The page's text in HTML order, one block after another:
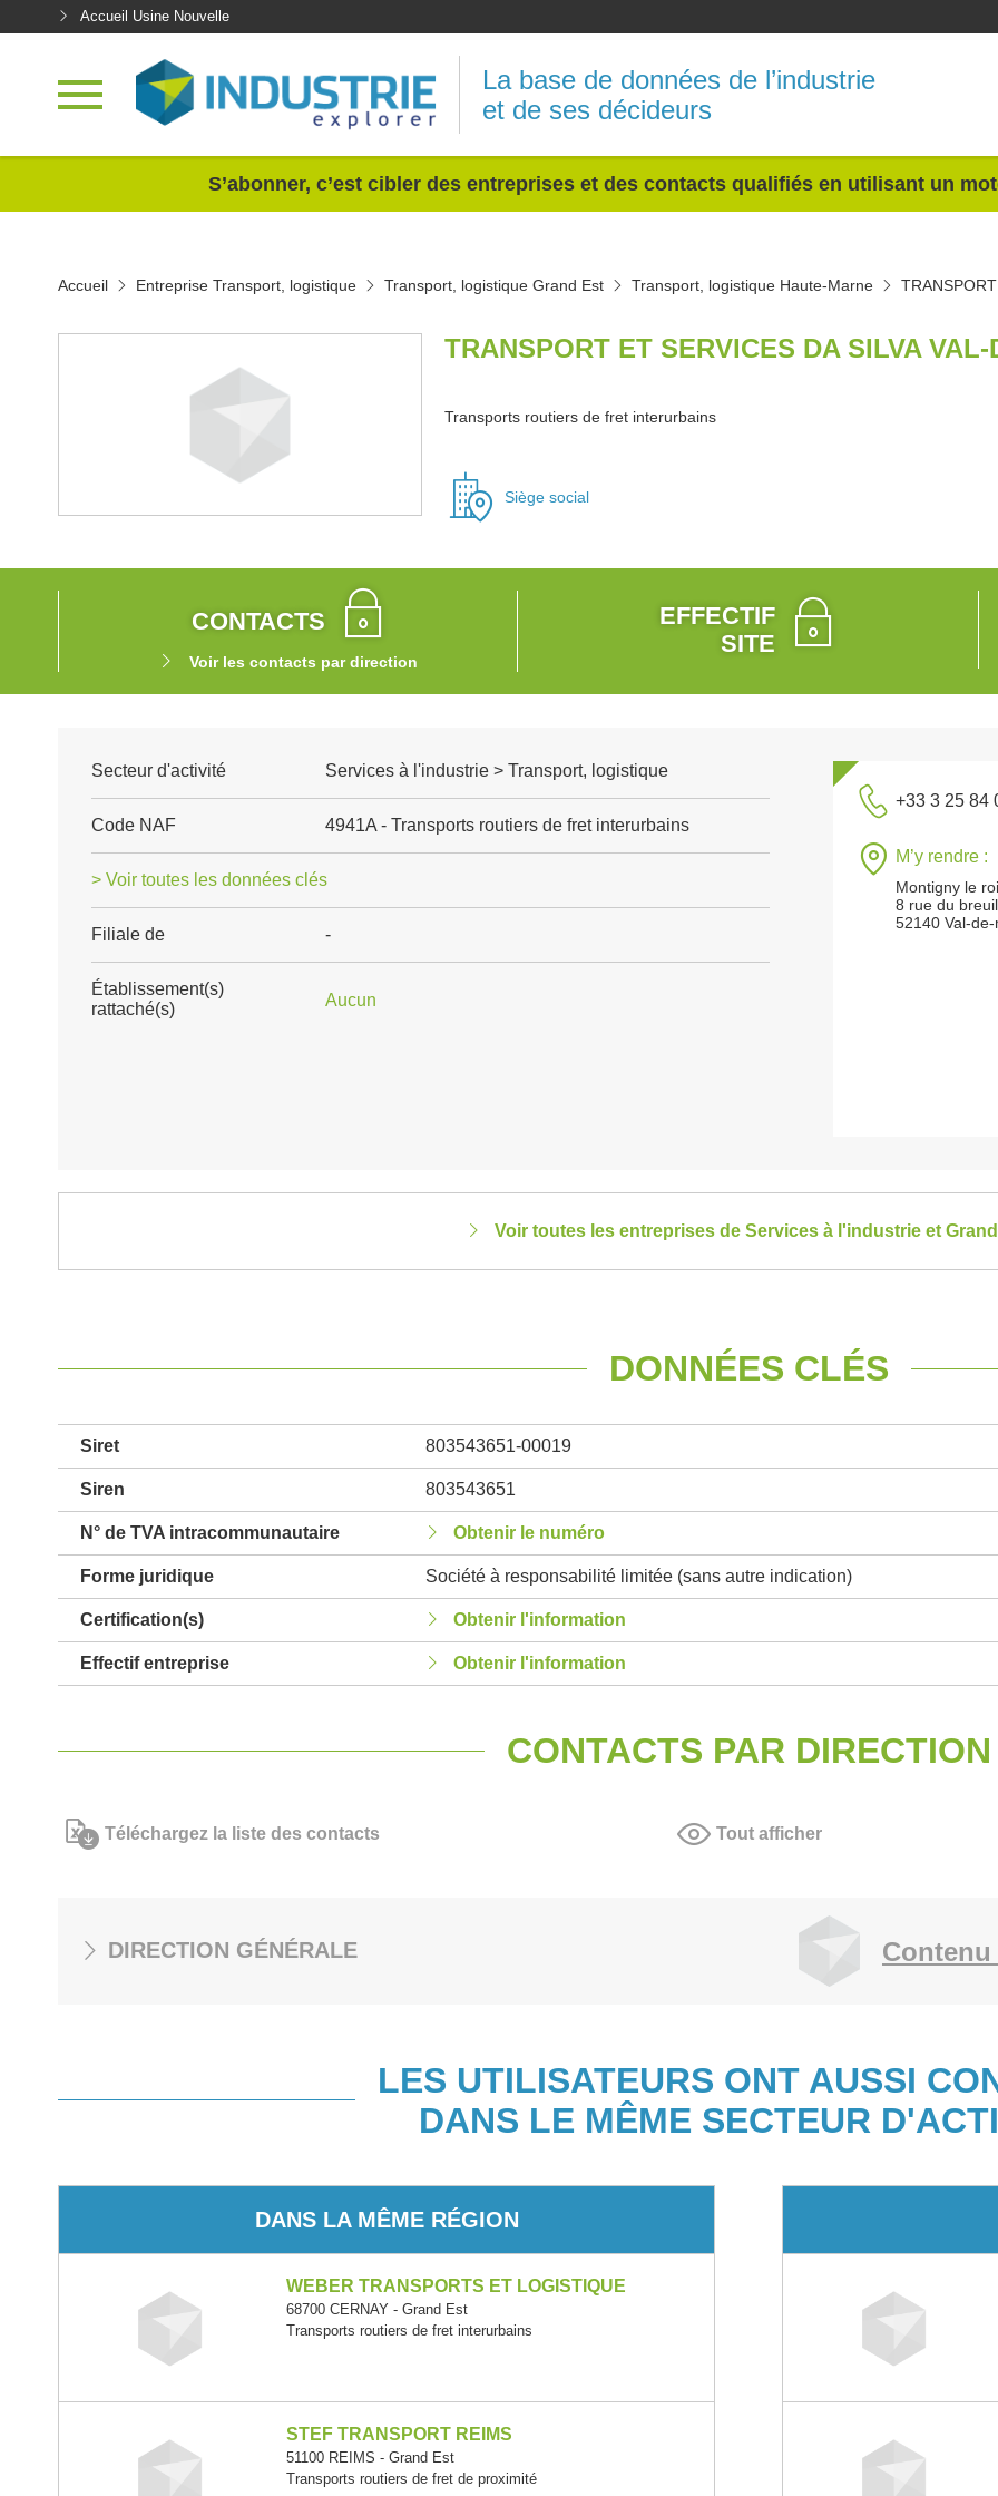
Accueil Usine Nouvelle
La base de données de l’industrie
et de ses décideurs
S’abonner, c’est cibler des entreprises et des contacts qualifiés en utilisant un
Accueil Entreprise Transport, logistique Transport, logistique Grand Est Transport, logistique Haute-Marne
TRANSPORT ET SERVICES DA SILVA VAL-
Transports routiers de fret interurbains
Siège social
CONTACTS
Voir les contacts par direction
EFFECTIF
SITE
Secteur d'activité Services à l'industrie > Transport, logistique
Code NAF 4941A - Transports routiers de fret interurbains
> Voir toutes les données clés
Filiale de -
Établissement(s)
rattaché(s)
Aucun
+33 3 25 84
M’y rendre :
Montigny le
8 rue du breuil
52140 Val-
Voir toutes les entreprises de Services à l'industrie et
DONNÉES CLÉS
Siret 803543651-00019
Siren 803543651
N° de TVA intracommunautaire Obtenir le numéro
Forme juridique Société à responsabilité limitée (sans autre indication)
Certification(s) Obtenir l'information
Effectif entreprise Obtenir l'information
CONTACTS PAR DIRECTION
Téléchargez la liste des contacts Tout afficher
DIRECTION GÉNÉRALE
LES UTILISATEURS ONT AUSSI
DANS LE MÊME SECTEUR
DANS LA MÊME RÉGION
WEBER TRANSPORTS ET LOGISTIQUE
68700 CERNAY - Grand Est
Transports routiers de fret interurbains
STEF TRANSPORT REIMS
51100 REIMS - Grand Est
Transports routiers de fret de proximité